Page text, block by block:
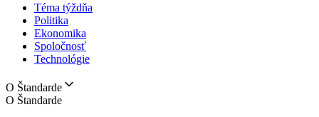
Téma týždňa
Politika
Ekonomika
Spoločnosť
Technológie
O Štandarde
O Štandarde